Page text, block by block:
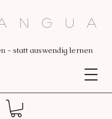
- statt auswendig lernen